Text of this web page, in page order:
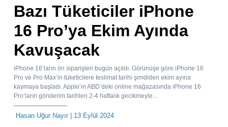
Bazı Tüketiciler iPhone
16 Pro’ya Ekim Ayında
Kavuşacak
iPhone 16’ların ön siparişleri bugün açıldı. Görünüşe göre iPhone 16
Pro ve Pro Max’in tüketicilere teslimat tarihi şimdiden ekim ayına
kaymaya başladı. Apple’ın ABD’deki online mağazasında iPhone 16
Pro‘ların gönderim tarihleri 2-4 haftalık gecikmeyle...
Hasan Uğur Nayır| 13 Eylül 2024